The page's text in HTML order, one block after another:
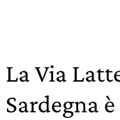
La Via
Sardegna